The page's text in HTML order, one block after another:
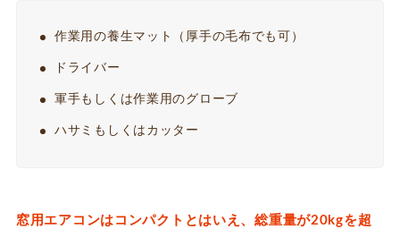
作業用の養生マット（厚手の毛布でも可）
ドライバー
軍手もしくは作業用のグローブ
ハサミもしくはカッター
窓用エアコンはコンパクトとはいえ、総重量が20kgを超